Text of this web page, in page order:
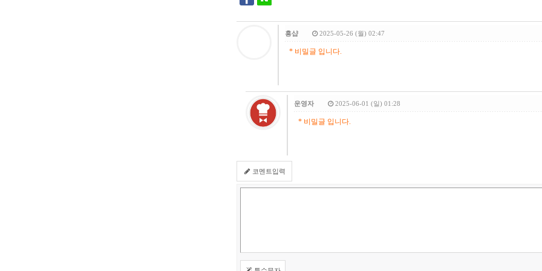
흥샵 2025-05-26 (월) 02:47
* 비밀글 입니다.
운영자 2025-06-01 (일) 01:28
* 비밀글 입니다.
코멘트입력